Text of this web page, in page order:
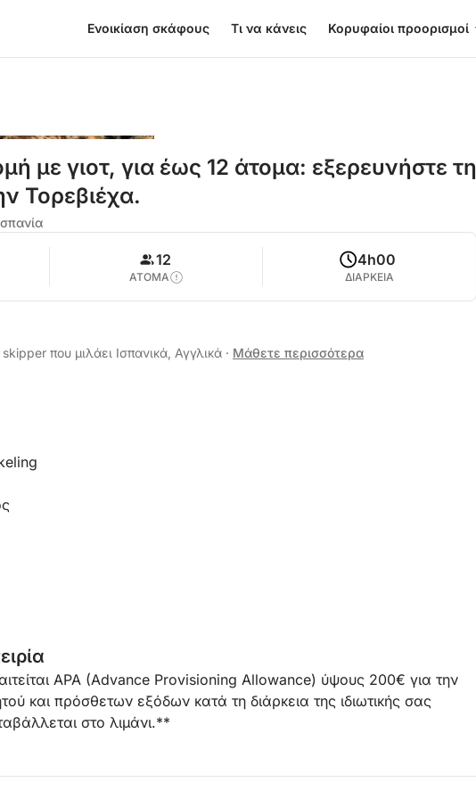
Ενοικίαση σκάφους Τι να κάνεις Κορυφαίοι προορισμοί
με γιοτ, για έως 12 άτομα: εξερευνήστε τη
Τορεβιέχα.
12
ΑΤΟΜΑ
4h00
ΔΙΑΡΚΕΙΑ
που μιλάει Ισπανικά, Αγγλικά · Μάθετε περισσότερα
APA (Advance Provisioning Allowance) ύψους 200€ για την
και πρόσθετων εξόδων κατά τη διάρκεια της ιδιωτικής σας
στο λιμάνι.**
Σαλίνας στην Τορεβιέχα με ένα κομψό ιδιωτικό γιοτ,